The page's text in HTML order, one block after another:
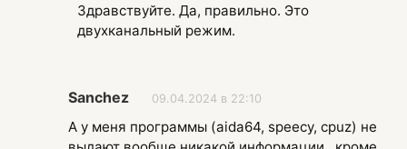
Здравствуйте. Да, правильно. Это
двухканальный режим.
Sanchez 09.04.2024 в 22:10
А у меня программы (aida64, speecy, cpuz) не